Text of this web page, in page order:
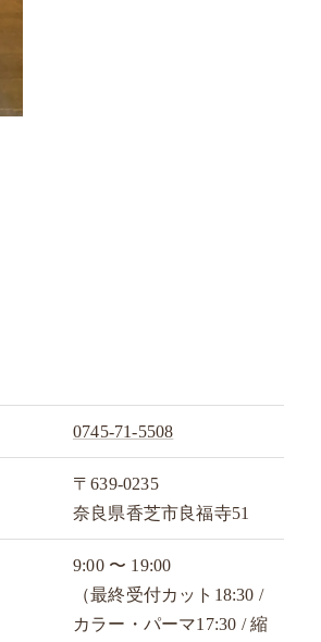
0745-71-5508
〒639-0235
奈良県香芝市良福寺51
9:00 〜 19:00
（最終受付カット18:30 /
カラー・パーマ17:30 / 縮